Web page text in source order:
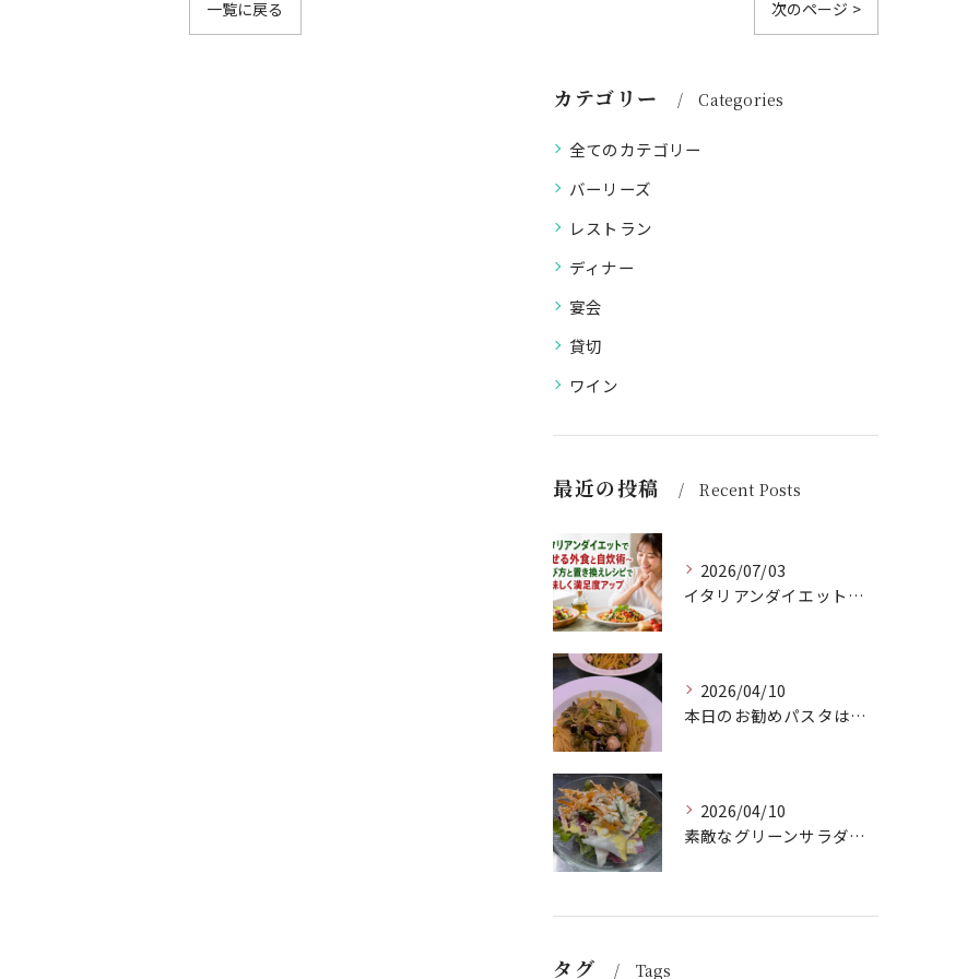
一覧に戻る 次のページ >
カテゴリー Categories
全てのカテゴリー
バーリーズ
レストラン
ディナー
宴会
貸切
ワイン
最近の投稿 Recent Posts
2026/07/03
イタリアンダイエットで痩せる外食と自炊術〜選び方と置き換えレシピで美味しく満足度アップ
2026/04/10
本日のお勧めパスタは、シェフのきまぐれが光る特製ペペロンチー...
2026/04/10
素敵なグリーンサラダのご紹介です！Barry'sのランチセッ...
タグ Tags